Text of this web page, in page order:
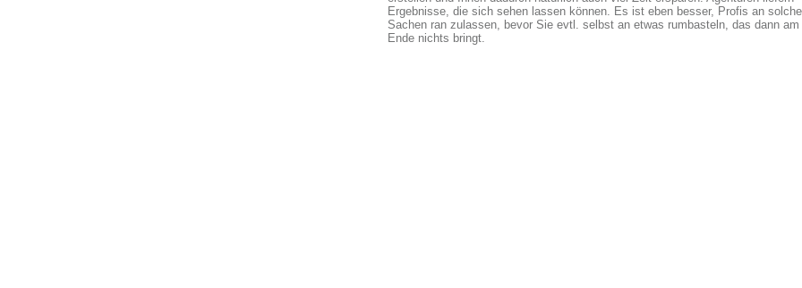
Ergebnisse, die sich sehen lassen können. Es ist eben besser, Profis an solche
Sachen ran zulassen, bevor Sie evtl. selbst an etwas rumbasteln, das dann am
Ende nichts bringt.